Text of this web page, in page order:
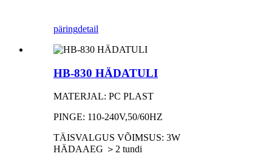
päringdetail
HB-830 HÄDATULI
MATERJAL: PC PLAST
PINGE: 110-240V,50/60HZ
TÄISVALGUS VÕIMSUS: 3W
HÄDAAEG ＞2 tundi